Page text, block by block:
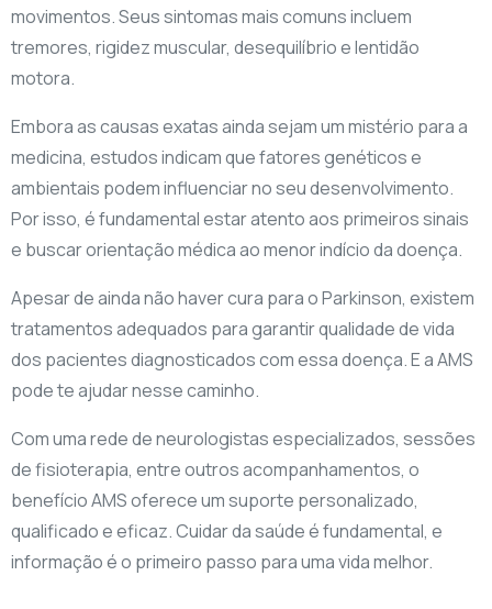
movimentos. Seus sintomas mais comuns incluem
tremores, rigidez muscular, desequilíbrio e lentidão
motora.
Embora as causas exatas ainda sejam um mistério para a
medicina, estudos indicam que fatores genéticos e
ambientais podem influenciar no seu desenvolvimento.
Por isso, é fundamental estar atento aos primeiros sinais
e buscar orientação médica ao menor indício da doença.
Apesar de ainda não haver cura para o Parkinson, existem
tratamentos adequados para garantir qualidade de vida
dos pacientes diagnosticados com essa doença. E a AMS
pode te ajudar nesse caminho.
Com uma rede de neurologistas especializados, sessões
de fisioterapia, entre outros acompanhamentos, o
benefício AMS oferece um suporte personalizado,
qualificado e eficaz. Cuidar da saúde é fundamental, e
informação é o primeiro passo para uma vida melhor.